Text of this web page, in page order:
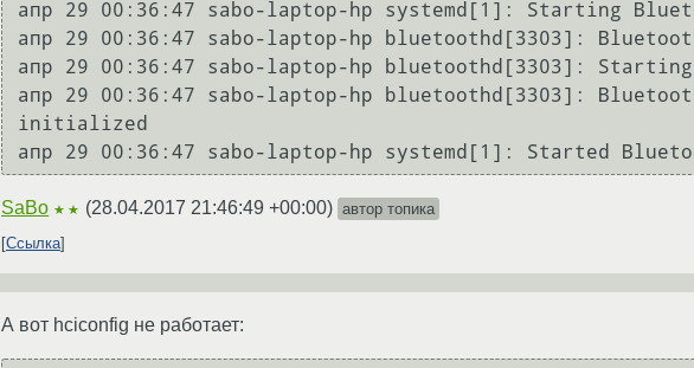
апр 29 00:36:47 sabo-laptop-hp systemd[1]: Starting
апр 29 00:36:47 sabo-laptop-hp bluetoothd[3303]:
апр 29 00:36:47 sabo-laptop-hp bluetoothd[3303]: Starting
апр 29 00:36:47 sabo-laptop-hp bluetoothd[3303]:
initialized
SaBo ★★ (28.04.2017 21:46:49 +00:00) автор топика
Ссылка
А вот hciconfig не работает: